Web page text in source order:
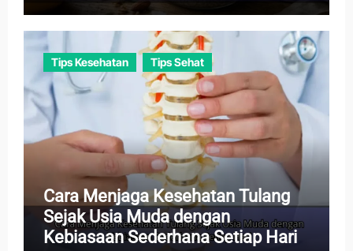
Tips Kesehatan Tips Sehat
Cara Menjaga Kesehatan Tulang
Sejak Usia Muda dengan
Kebiasaan Sederhana Setiap Hari